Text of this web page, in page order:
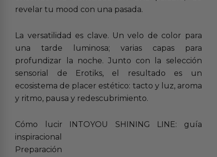
revelar tu mood con una pasada.
La versatilidad es clave. Un velo de color para
una tarde luminosa; varias capas para
profundizar la noche. Junto con la selección
sensorial de Erotiks, el resultado es un
ecosistema de placer estético: tacto y luz, aroma
y ritmo, pausa y redescubrimiento.
Cómo lucir INTOYOU SHINING LINE: guía
inspiracional
Preparación